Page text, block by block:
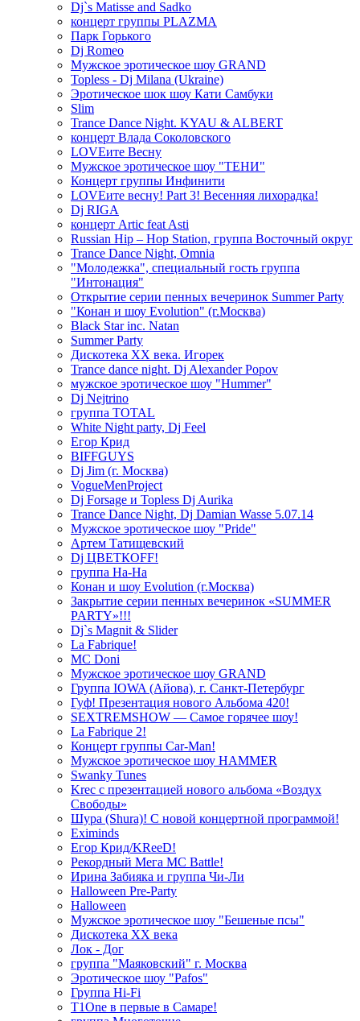
Dj`s Matisse and Sadko
концерт группы PLAZMA
Парк Горького
Dj Romeo
Мужское эротическое шоу GRAND
Topless - Dj Milana (Ukraine)
Эротическое шок шоу Кати Самбуки
Slim
Trance Dance Night. KYAU & ALBERT
концерт Влада Соколовского
LOVEите Весну
Мужское эротическое шоу "ТЕНИ"
Концерт группы Инфинити
LOVEите весну! Part 3! Весенняя лихорадка!
Dj RIGA
концерт Artic feat Asti
Russian Hip – Hop Station, группа Восточный округ
Trance Dance Night, Omnia
"Молодежка", специальный гость группа
"Интонация"
Открытие серии пенных вечеринок Summer Party
"Конан и шоу Evolution" (г.Москва)
Black Star inc. Natan
Summer Party
Дискотека ХХ века. Игорек
Trance dance night. Dj Alexander Popov
мужское эротическое шоу "Hummer"
Dj Nejtrino
группа TOTAL
White Night party, Dj Feel
Егор Крид
BIFFGUYS
Dj Jim (г. Москва)
VogueMenProject
Dj Forsage и Topless Dj Aurika
Trance Dance Night, Dj Damian Wasse 5.07.14
Мужское эротическое шоу "Pride"
Артем Татищевский
Dj ЦВЕТКOFF!
группа На-На
Конан и шоу Evolution (г.Москва)
Закрытие серии пенных вечеринок «SUMMER
PARTY»!!!
Dj`s Magnit & Slider
La Fabrique!
MC Doni
Мужское эротическое шоу GRAND
Группа IOWA (Айова), г. Санкт-Петербург
Гуф! Презентация нового Альбома 420!
SEXTREMSHOW — Самое горячее шоу!
La Fabrique 2!
Концерт группы Car-Man!
Мужское эротическое шоу HAMMER
Swanky Tunes
Krec с презентацией нового альбома «Воздух
Свободы»
Шура (Shura)! С новой концертной программой!
Eximinds
Егор Крид/KReeD!
Рекордный Мега МС Battle!
Ирина Забияка и группа Чи-Ли
Halloween Pre-Party
Halloween
Мужское эротическое шоу "Бешеные псы"
Дискотека ХХ века
Лок - Дог
группа "Маяковский" г. Москва
Эротическое шоу "Pafos"
Группа Hi-Fi
T1One в первые в Самаре!